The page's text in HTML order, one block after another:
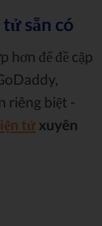
sẵn có
hơn để đề cập
riêng biệt -
tửxuyên